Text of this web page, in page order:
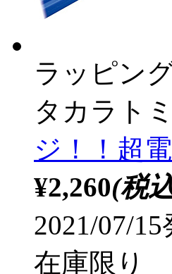
ラッピン
タカラト
ジ！！超
¥2,260(税
2021/07/15
在庫限り